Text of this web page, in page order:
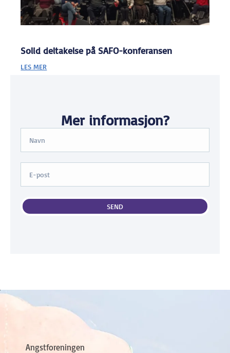
Solid deltakelse på SAFO-konferansen
LES MER
Mer informasjon?
SEND
Angstforeningen